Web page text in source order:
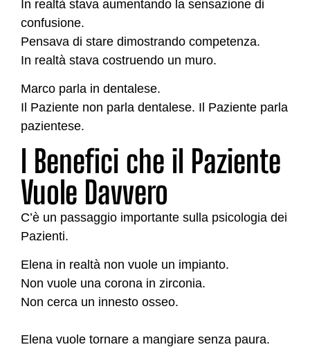
In realtà stava aumentando la sensazione di
confusione.
Pensava di stare dimostrando competenza.
In realtà stava costruendo un muro.
Marco parla in dentalese.
Il Paziente non parla dentalese. Il Paziente parla
pazientese.
I Benefici che il Paziente
Vuole Davvero
C’è un passaggio importante sulla psicologia dei
Pazienti.
Elena in realtà non vuole un impianto.
Non vuole una corona in zirconia.
Non cerca un innesto osseo.
Elena vuole tornare a mangiare senza paura.